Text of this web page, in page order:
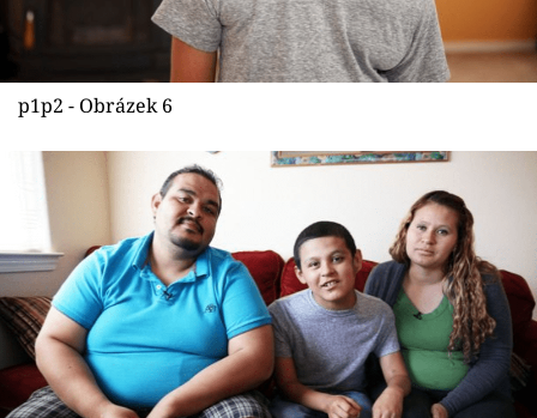
p1p2 - Obrázek 6